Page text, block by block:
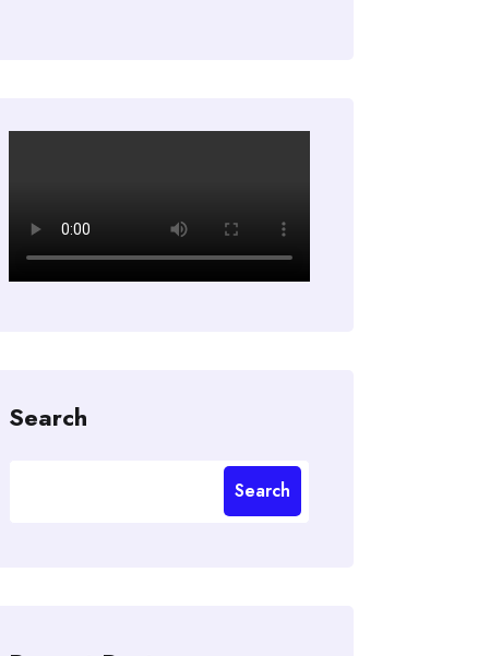
Search
Search